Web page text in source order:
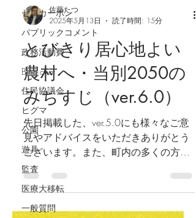
ゼロカーボン
パブリックコメント
政務活動費
Bing chat
住民協議会
ヒグマ
公園
遊具
監査
医療大移転
一般質問
佐藤たつ
2025年5月13日
読了時間: 15分
とびきり居心地よい
農村へ・当別2050の
みちすじ（ver.6.0）
先日掲載した、ver.5.0にも様々なご意
見やアドバイスをいただきありがとう
ございます。また、町内の多くの方に
ご協力いただきヒアリングした「こう
なれば、もっと暮らしやすくなるよ」